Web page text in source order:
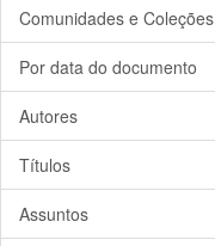
Comunidades e Coleções
Por data do documento
Autores
Títulos
Assuntos